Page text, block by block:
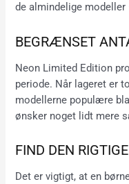
de almindelige
BEGRÆNSET
Neon Limited Edition
periode. Når lageret er
modellerne populære
ønsker noget lidt mere
FIND DEN
Det er vigtigt, at en